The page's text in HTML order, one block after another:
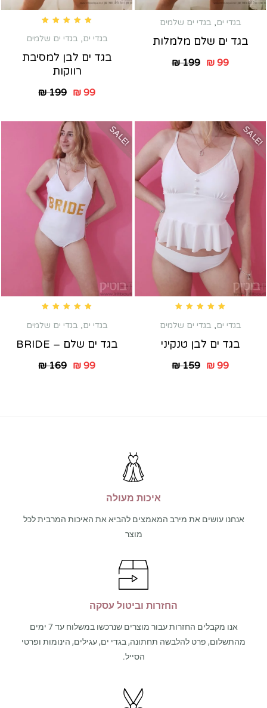
בגדי ים, בגדי ים שלמים
בגד ים שלם מלמלות
₪199 ₪99
בגדי ים, בגדי ים שלמים
בגד ים לבן למסיבת
רווקות
₪199 ₪99
SALE!
בגדי ים, בגדי ים שלמים
בגד ים לבן טנקיני
₪159 ₪99
SALE!
בגדי ים, בגדי ים שלמים
בגד ים שלם – BRIDE
₪169 ₪99
איכות מעולה
אנחנו עושים את מירב המאמצים להביא את האיכות המרבית לכל
מוצר
החזרות וביטול עסקה
אנו מקבלים החזרות עבור מוצרים שנרכשו במשלוח עד 7 ימים
מהתשלום, פרט להלבשה תחתונה, בגדי ים, עגילים, הינומות ופרטי
הסייל.